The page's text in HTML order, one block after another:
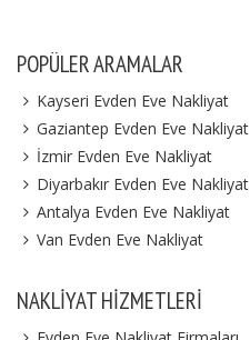
POPÜLER ARAMALAR
Kayseri Evden Eve Nakliyat
Gaziantep Evden Eve Nakliyat
İzmir Evden Eve Nakliyat
Diyarbakır Evden Eve Nakliyat
Antalya Evden Eve Nakliyat
Van Evden Eve Nakliyat
NAKLIYAT HIZMETLERI